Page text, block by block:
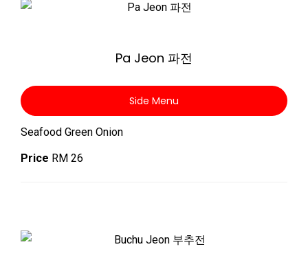
Pa Jeon 파전
Side Menu
Seafood Green Onion
Price RM 26